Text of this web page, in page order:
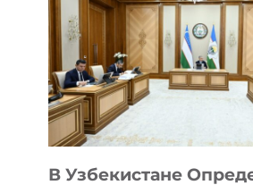
В Узбекистане